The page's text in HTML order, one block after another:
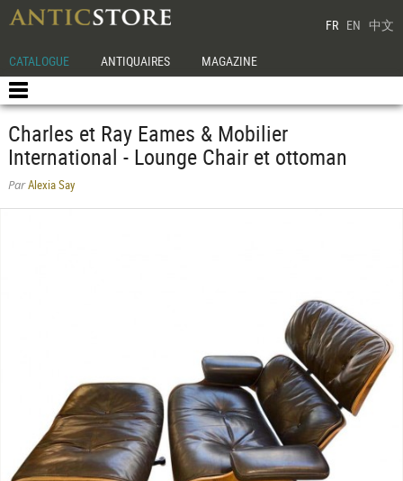
FR EN 中文
CATALOGUE ANTIQUAIRES MAGAZINE
Charles et Ray Eames & Mobilier
International - Lounge Chair et ottoman
ParAlexia Say